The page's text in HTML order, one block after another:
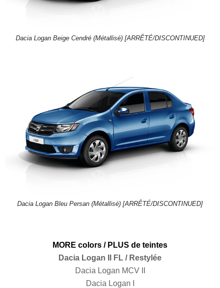
Dacia Logan Beige Cendré (Métallisé) [ARRÊTÉ/DISCONTINUED]
Dacia Logan Bleu Persan (Métallisé) [ARRÊTÉ/DISCONTINUED]
MORE colors / PLUS de teintes
Dacia Logan II FL / Restylée
Dacia Logan MCV II
Dacia Logan I